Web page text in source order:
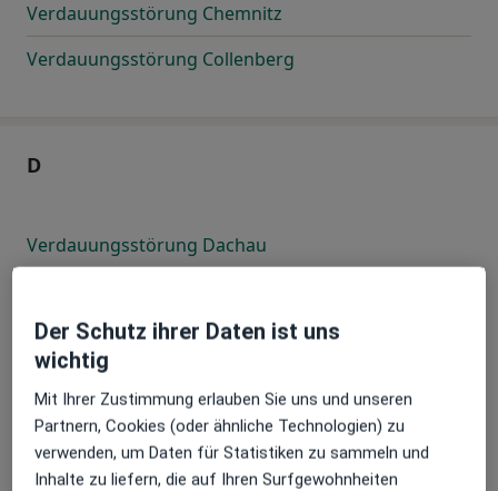
Verdauungsstörung Chemnitz
Verdauungsstörung Collenberg
D
Verdauungsstörung Dachau
Verdauungsstörung Dortmund
Verdauungsstörung Dresden
Verdauungsstörung Duisburg
Der Schutz ihrer Daten ist uns
wichtig
Mit Ihrer Zustimmung erlauben Sie uns und unseren
Partnern, Cookies (oder ähnliche Technologien) zu
verwenden, um Daten für Statistiken zu sammeln und
Inhalte zu liefern, die auf Ihren Surfgewohnheiten